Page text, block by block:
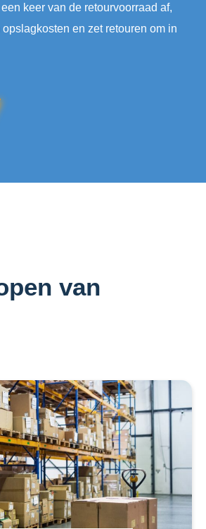
keer van de retourvoorraad af,
en zet retouren om in
van